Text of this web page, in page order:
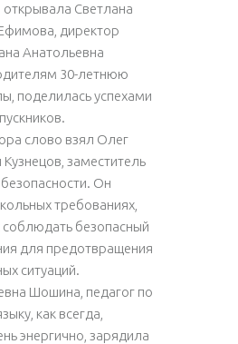
Светлана
директор
Анатольевна
30-летнюю
поделилась успехами
слово взял Олег
заместитель
Он
требованиях,
безопасный
для предотвращения
ситуаций.
Шошина, педагог по
как всегда,
энергично, зарядила